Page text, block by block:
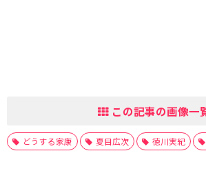
この記事の画像一
どうする家康 夏目広次 徳川実紀